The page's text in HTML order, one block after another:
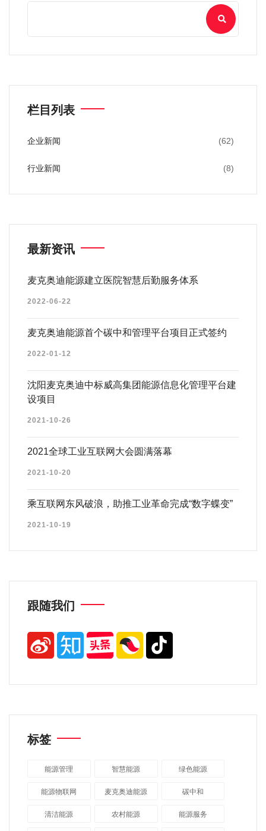
栏目列表
企业新闻 (62)
行业新闻 (8)
最新资讯
麦克奥迪能源建立医院智慧后勤服务体系
2022-06-22
麦克奥迪能源首个碳中和管理平台项目正式签约
2022-01-12
沈阳麦克奥迪中标威高集团能源信息化管理平台建
设项目
2021-10-26
2021全球工业互联网大会圆满落幕
2021-10-20
乘互联网东风破浪，助推工业革命完成“数字蝶变”
2021-10-19
跟随我们
标签
能源管理 智慧能源 绿色能源
能源物联网 麦克奥迪能源 碳中和
清洁能源 农村能源 能源服务